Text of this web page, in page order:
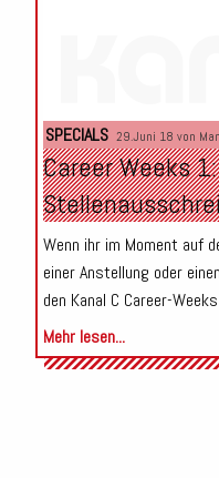
SPECIALS 29.Juni 18 von
Career Weeks 1:
Wenn ihr im Moment auf
einer Anstellung oder
den Kanal C Career-
Mehr lesen...